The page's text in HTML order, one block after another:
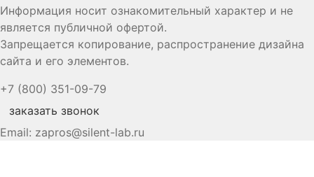
Информация носит ознакомительный характер и не
является публичной офертой.
Запрещается копирование, распространение дизайна
сайта и его элементов.
+7 (800) 351-09-79
заказать звонок
Email: zapros@silent-lab.ru